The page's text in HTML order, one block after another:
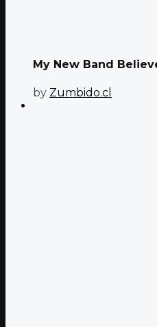
My New Band
by Zumbido.cl